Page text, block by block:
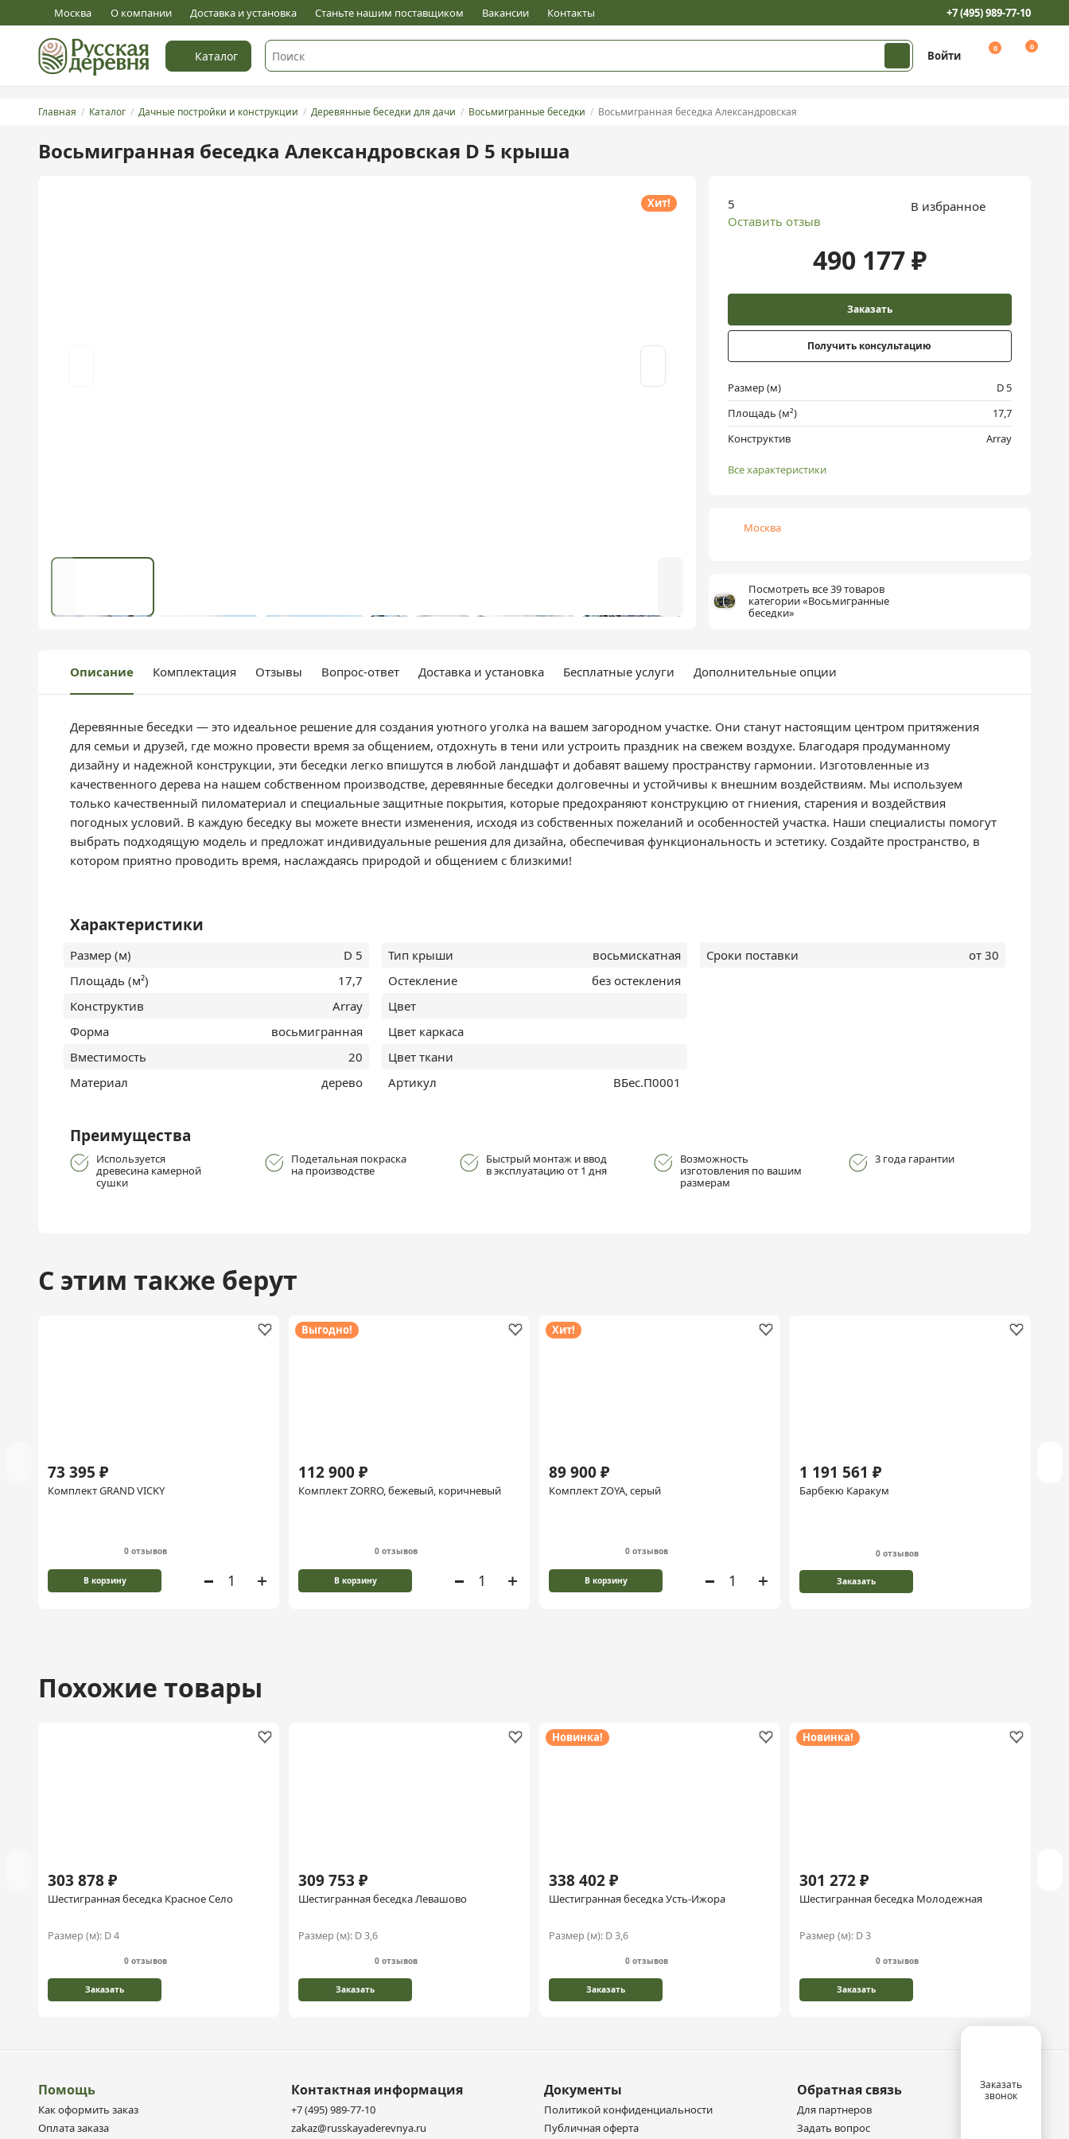
Москва О компании Доставка и установка Станьте нашим поставщиком Вакансии Контакты +7 (495) 989-77-10
Каталог Войти
0 0
Главная Каталог Дачные постройки и конструкции Деревянные беседки для дачи Восьмигранные беседки Восьмигранная беседка Александровская
Восьмигранная беседка Александровская D 5 крыша
Оставить отзыв
Хит!
5
Оставить отзыв
В избранное
490 177 ₽
Заказать
Получить консультацию
Размер (м)
D 5
Площадь (м²)
17,7
Конструктив
Array
Все характеристики
Москва
Посмотреть все 39 товаров
категории «Восьмигранные
беседки»
Описание Комплектация Отзывы Вопрос-ответ Доставка и установка Бесплатные услуги Дополнительные опции
Деревянные беседки — это идеальное решение для создания уютного уголка на вашем загородном участке. Они станут настоящим центром притяжения
для семьи и друзей, где можно провести время за общением, отдохнуть в тени или устроить праздник на свежем воздухе. Благодаря продуманному
дизайну и надежной конструкции, эти беседки легко впишутся в любой ландшафт и добавят вашему пространству гармонии. Изготовленные из
качественного дерева на нашем собственном производстве, деревянные беседки долговечны и устойчивы к внешним воздействиям. Мы используем
только качественный пиломатериал и специальные защитные покрытия, которые предохраняют конструкцию от гниения, старения и воздействия
погодных условий. В каждую беседку вы можете внести изменения, исходя из собственных пожеланий и особенностей участка. Наши специалисты помогут
выбрать подходящую модель и предложат индивидуальные решения для дизайна, обеспечивая функциональность и эстетику. Создайте пространство, в
котором приятно проводить время, наслаждаясь природой и общением с близкими!
Характеристики
Размер (м)
D 5
Площадь (м²)
17,7
Конструктив
Array
Форма
восьмигранная
Вместимость
20
Материал
дерево
Тип крыши
восьмискатная
Остекление
без остекления
Цвет
Цвет каркаса
Цвет ткани
Артикул
ВБес.П0001
Сроки поставки от 30
Преимущества
Используется
древесина камерной
сушки
Подетальная покраска
на производстве
Быстрый монтаж и ввод
в эксплуатацию от 1 дня
Возможность
изготовления по вашим
размерам
3 года гарантии
С этим также берут
73 395 ₽
Комплект GRAND VICKY
0 отзывов
В корзину
Выгодно!
112 900 ₽
Комплект ZORRO, бежевый, коричневый
0 отзывов
В корзину
Хит!
89 900 ₽
Комплект ZOYA, серый
0 отзывов
В корзину
1 191 561 ₽
Барбекю Каракум
0 отзывов
Заказать
Похожие товары
303 878 ₽
Шестигранная беседка Красное Село
Размер (м): D 4
0 отзывов
Заказать
309 753 ₽
Шестигранная беседка Левашово
Размер (м): D 3,6
0 отзывов
Заказать
Новинка!
338 402 ₽
Шестигранная беседка Усть-Ижора
Размер (м): D 3,6
0 отзывов
Заказать
Новинка!
301 272 ₽
Шестигранная беседка Молодежная
Размер (м): D 3
0 отзывов
Заказать
Помощь
Как оформить заказ
Оплата заказа
Контактная информация
+7 (495) 989-77-10
zakaz@russkayaderevnya.ru
Документы
Политикой конфиденциальности
Публичная оферта
Обратная связь
Для партнеров
Задать вопрос
Заказать
звонок